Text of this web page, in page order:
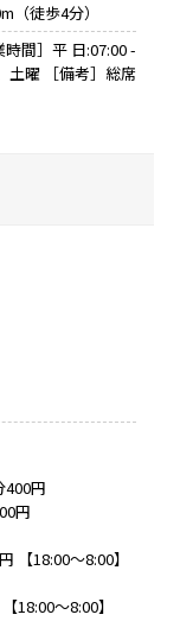
（徒歩4分）
間］平 日:07:00 -
土曜 ［備考］総席
400円
円
【18:00～8:00】
18:00～8:00】